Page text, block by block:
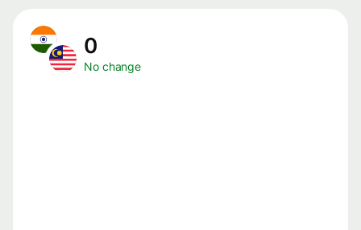
0
No change